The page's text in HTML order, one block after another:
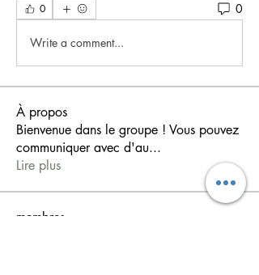
0 0
Write a comment...
À propos
Bienvenue dans le groupe ! Vous pouvez
communiquer avec d'au...
Lire plus
membres